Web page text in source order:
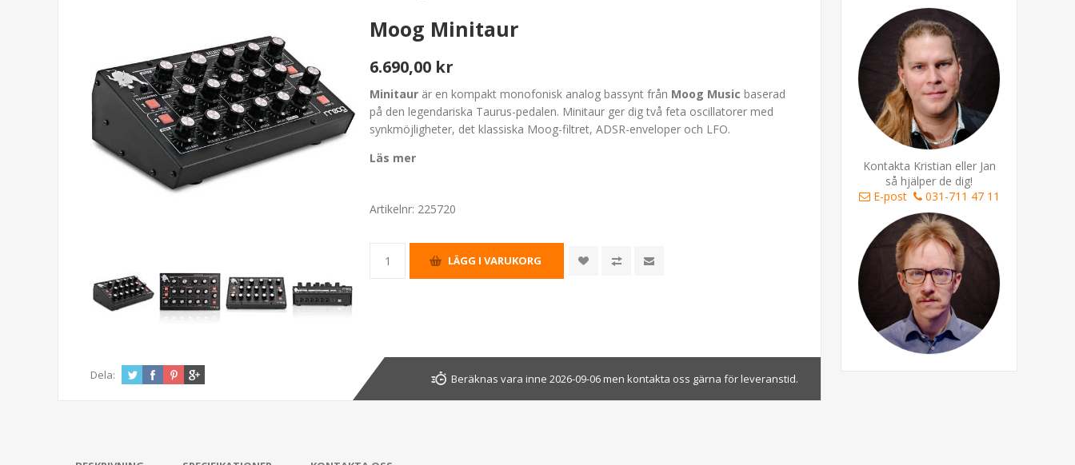
Kontakta Kristian eller Jan
så hjälper de dig!
E-post
031-711 47 11
Moog Minitaur
6.690,00 kr
Minitaur är en kompakt monofonisk analog bassynt från Moog Music baserad
på den legendariska Taurus-pedalen. Minitaur ger dig två feta oscillatorer med
synkmöjligheter, det klassiska Moog-filtret, ADSR-enveloper och LFO.
Läs mer
Artikelnr: 225720
Dela: Beräknas vara inne 2026-09-06 men kontakta oss gärna för leveranstid.